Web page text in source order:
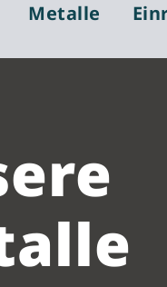
Metalle